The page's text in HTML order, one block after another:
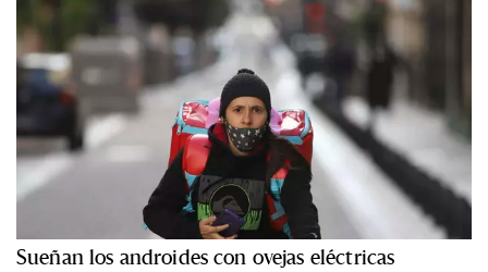
Sueñan los androides con ovejas eléctricas